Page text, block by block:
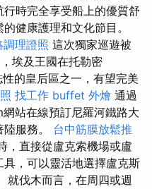
時完全享受船上的優質舒
健康護理和文化節目。
調理證照 這次獨家巡遊被
埃及王國在托勒密
的皇后區之一，有望完美
找工作 buffet 外燴 通過
站在線預訂尼羅河鐵路大
服務。 台中筋膜放鬆推
，直接從盧克索機場或盧
，可以靈活地選擇盧克斯
就伐木而言，在周四或週